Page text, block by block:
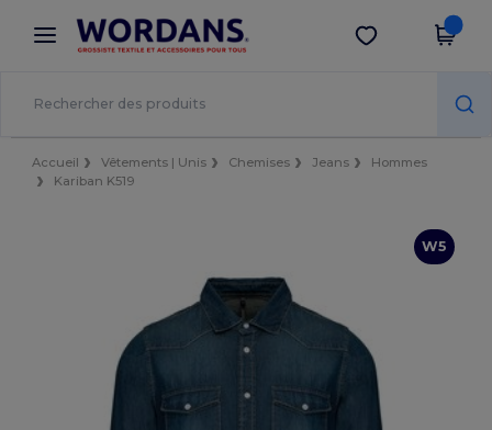
× Appli Wordans
Meilleurs prix sur l’app !
Obtenir l'appli
Accueil Vêtements | Unis Chemises Jeans
Hommes
Kariban K519
W5